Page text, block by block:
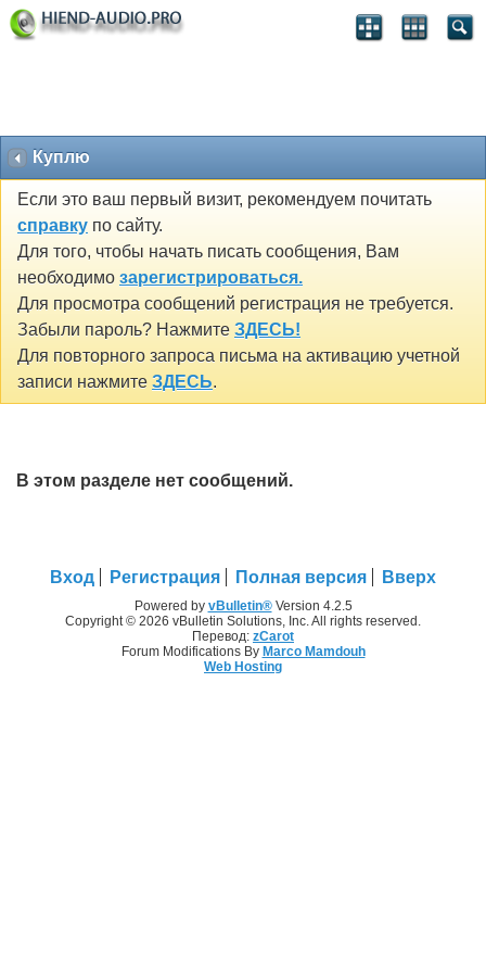
Куплю
Если это ваш первый визит, рекомендуем почитать
справку по сайту.
Для того, чтобы начать писать сообщения, Вам
необходимо зарегистрироваться.
Для просмотра сообщений регистрация не требуется.
Забыли пароль? Нажмите ЗДЕСЬ!
Для повторного запроса письма на активацию учетной
записи нажмите ЗДЕСЬ.
В этом разделе нет сообщений.
Вход Регистрация Полная версия Вверх
Powered by vBulletin®Version 4.2.5
Copyright © 2026 vBulletin Solutions, Inc. All rights reserved.
Перевод: zCarot
Forum Modifications By Marco Mamdouh
Web Hosting